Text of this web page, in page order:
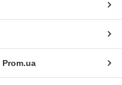
Prom.ua